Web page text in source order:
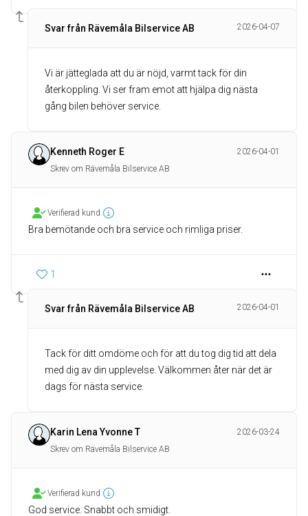
Svar från Rävemåla Bilservice AB 2026-04-07
Vi är jätteglada att du är nöjd, varmt tack för din
återkoppling. Vi ser fram emot att hjälpa dig nästa
gång bilen behöver service.
Kenneth Roger E
2026-04-01
Skrev om Rävemåla Bilservice AB
Verifierad kund
Bra bemötande och bra service och rimliga priser.
1
Svar från Rävemåla Bilservice AB 2026-04-01
Tack för ditt omdöme och för att du tog dig tid att dela
med dig av din upplevelse. Välkommen åter när det är
dags för nästa service.
Karin Lena Yvonne T
2026-03-24
Skrev om Rävemåla Bilservice AB
Verifierad kund
God service. Snabbt och smidigt.